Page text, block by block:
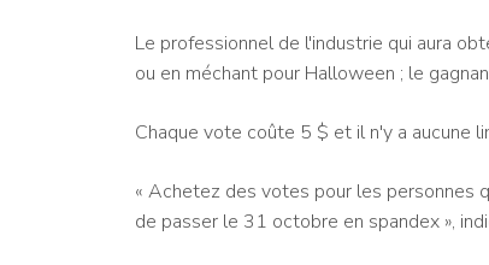
Le professionnel de l'industrie qui aura
ou en méchant pour Halloween ; le
Chaque vote coûte 5 $ et il n'y a aucune
« Achetez des votes pour les personnes
de passer le 31 octobre en spandex »,